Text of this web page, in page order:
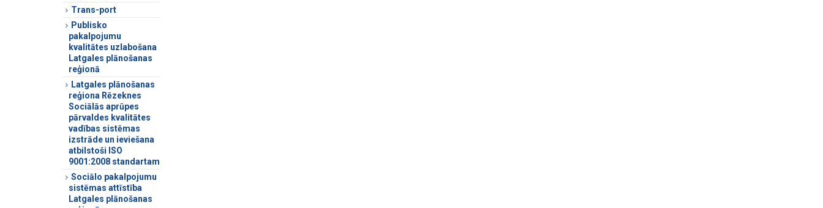
Trans-port
Publisko
pakalpojumu
kvalitātes uzlabošana
Latgales plānošanas
reģionā
Latgales plānošanas
reģiona Rēzeknes
Sociālās aprūpes
pārvaldes kvalitātes
vadības sistēmas
izstrāde un ieviešana
atbilstoši ISO
9001:2008 standartam
Sociālo pakalpojumu
sistēmas attīstība
Latgales plānošanas